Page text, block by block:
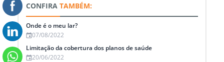
CONFIRA TAMBÉM:
Onde é o meu lar?
07/08/2022
Limitação da cobertura dos planos de saúde
20/06/2022